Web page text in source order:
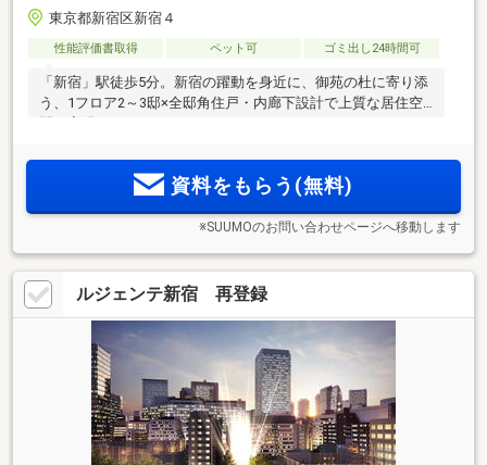
東京都新宿区新宿４
性能評価書取得 ペット可 ゴミ出し24時間可
「新宿」駅徒歩5分。新宿の躍動を身近に、御苑の杜に寄り添
う、1フロア2～3邸×全邸角住戸・内廊下設計で上質な居住空
資料をもらう(無料)
※SUUMOのお問い合わせページへ移動します
ルジェンテ新宿 再登録